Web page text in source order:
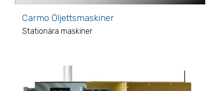
Carmo Öljettsmaskiner
Stationära maskiner